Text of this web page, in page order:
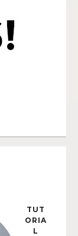
TUT
ORIA
L